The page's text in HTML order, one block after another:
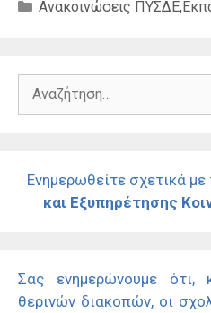
Κατηγορίες
Ανακοινώσεις ΠΥΣΔΕ,
Αναζήτηση
Ενημερωθείτε σχετικά με
και Εξυπηρέτησης
Σας ενημερώνουμε ότι,
θερινών διακοπών, οι